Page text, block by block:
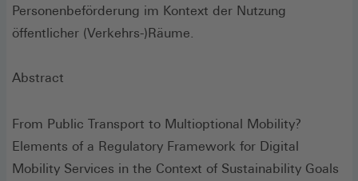
Personenbeförderung im Kontext der Nutzung
öffentlicher (Verkehrs-)Räume.
Abstract
From Public Transport to Multioptional Mobility?
Elements of a Regulatory Framework for Digital
Mobility Services in the Context of Sustainability Goals